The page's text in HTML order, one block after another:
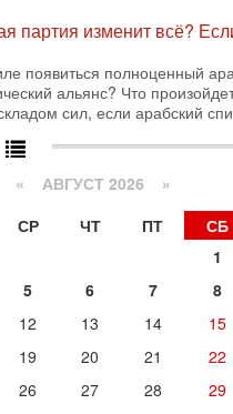
дверей: о чём на самом
министра Израиля
его встреча с Дональдом
чем ответов. Полная
на Нетаниягу!
но КСИР готовит взрыв!
ITON-TV СЕРГЕЙ МИГДАЛЬ,
офицер запаса
полиции Израиля,
США Дональд Трамп заявил о
и других вооруженных
партия изменит всё?
появиться полноценный
альянс? Что
сил, если арабский
« АВГУСТ 2026 »
СР ЧТ ПТ СБ
1
5 6 7 8
12 13 14 15
19 20 21 22
26 27 28 29